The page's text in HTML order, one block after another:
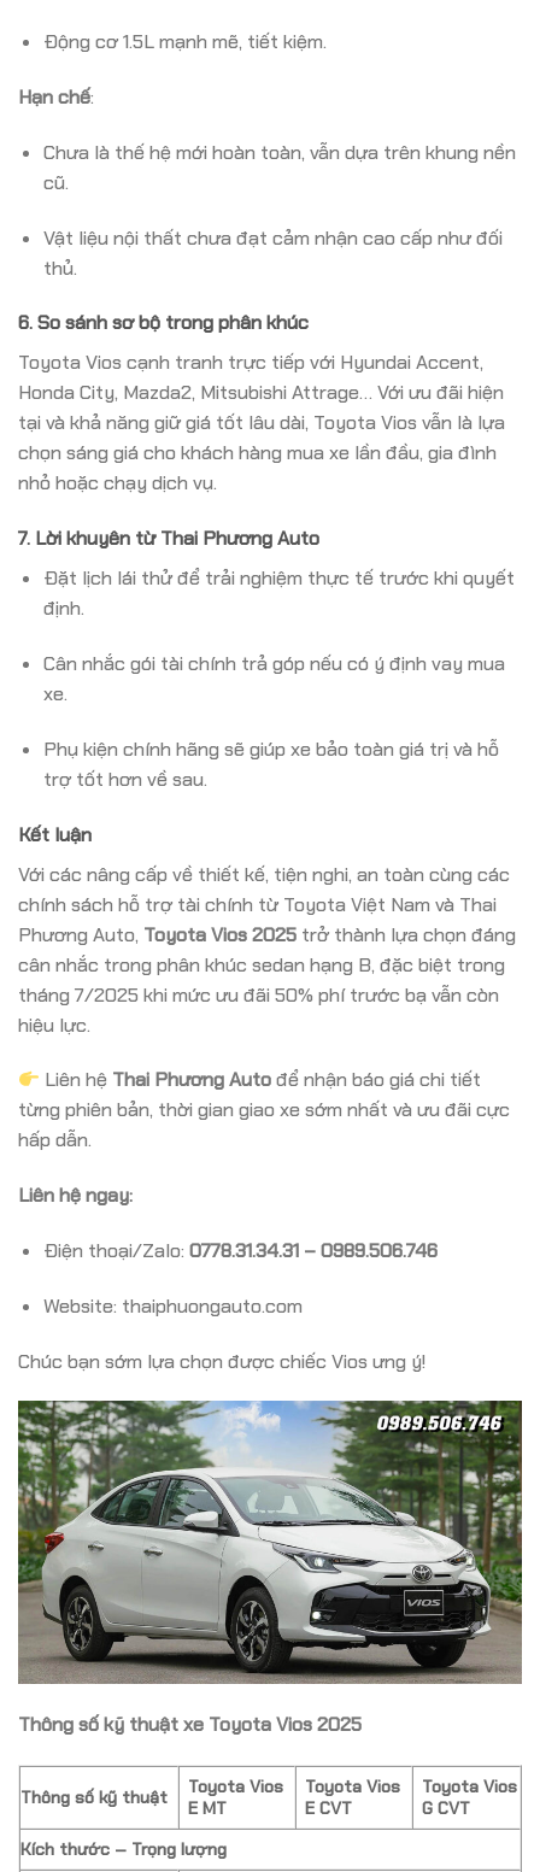
Động cơ 1.5L mạnh mẽ, tiết kiệm.
Hạn chế:
Chưa là thế hệ mới hoàn toàn, vẫn dựa trên khung nền
cũ.
Vật liệu nội thất chưa đạt cảm nhận cao cấp như đối
thủ.
6. So sánh sơ bộ trong phân khúc
Toyota Vios cạnh tranh trực tiếp với Hyundai Accent,
Honda City, Mazda2, Mitsubishi Attrage… Với ưu đãi hiện
tại và khả năng giữ giá tốt lâu dài, Toyota Vios vẫn là lựa
chọn sáng giá cho khách hàng mua xe lần đầu, gia đình
nhỏ hoặc chạy dịch vụ.
7. Lời khuyên từ Thai Phương Auto
Đặt lịch lái thử để trải nghiệm thực tế trước khi quyết
định.
Cân nhắc gói tài chính trả góp nếu có ý định vay mua
xe.
Phụ kiện chính hãng sẽ giúp xe bảo toàn giá trị và hỗ
trợ tốt hơn về sau.
Kết luận
Với các nâng cấp về thiết kế, tiện nghi, an toàn cùng các
chính sách hỗ trợ tài chính từ Toyota Việt Nam và Thai
Phương Auto, Toyota Vios 2025 trở thành lựa chọn đáng
cân nhắc trong phân khúc sedan hạng B, đặc biệt trong
tháng 7/2025 khi mức ưu đãi 50% phí trước bạ vẫn còn
hiệu lực.
Liên hệ Thai Phương Autođể nhận báo giá chi tiết
từng phiên bản, thời gian giao xe sớm nhất và ưu đãi cực
hấp dẫn.
Liên hệ ngay:
Điện thoại/Zalo: 0778.31.34.31 – 0989.506.746
Website: thaiphuongauto.com
Chúc bạn sớm lựa chọn được chiếc Vios ưng ý!
Thông số kỹ thuật xe Toyota Vios 2025
Thông số kỹ thuật
Toyota Vios
E MT
Toyota Vios
E CVT
Toyota Vios
G CVT
Kích thước – Trọng lượng